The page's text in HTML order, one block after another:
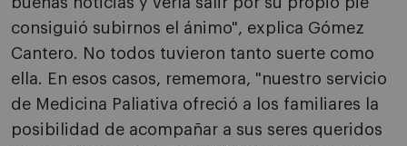
consiguió subirnos el ánimo", explica Gómez
Cantero. No todos tuvieron tanto suerte como
ella. En esos casos, rememora, "nuestro servicio
de Medicina Paliativa ofreció a los familiares la
posibilidad de acompañar a sus seres queridos